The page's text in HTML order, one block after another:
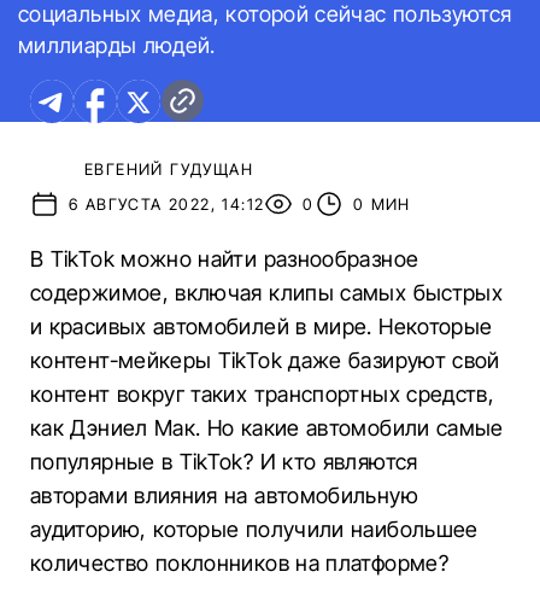
социальных медиа, которой сейчас пользуются
миллиарды людей.
ЕВГЕНИЙ ГУДУЩАН
6 АВГУСТА 2022, 14:12
0 0 МИН
В TikTok можно найти разнообразное
содержимое, включая клипы самых быстрых
и красивых автомобилей в мире. Некоторые
контент-мейкеры TikTok даже базируют свой
контент вокруг таких транспортных средств,
как Дэниел Мак. Но какие автомобили самые
популярные в TikTok? И кто являются
авторами влияния на автомобильную
аудиторию, которые получили наибольшее
количество поклонников на платформе?